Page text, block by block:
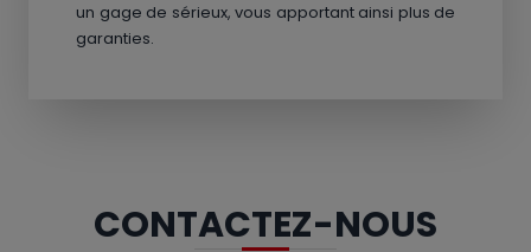
un gage de sérieux, vous apportant ainsi plus de
garanties.
CONTACTEZ-NOUS